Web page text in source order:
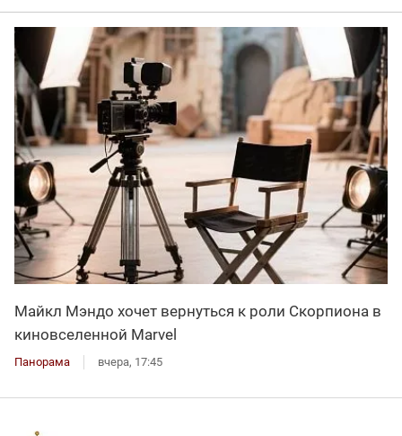
Майкл Мэндо хочет вернуться к роли Скорпиона в
киновселенной Marvel
Панорама вчера, 17:45